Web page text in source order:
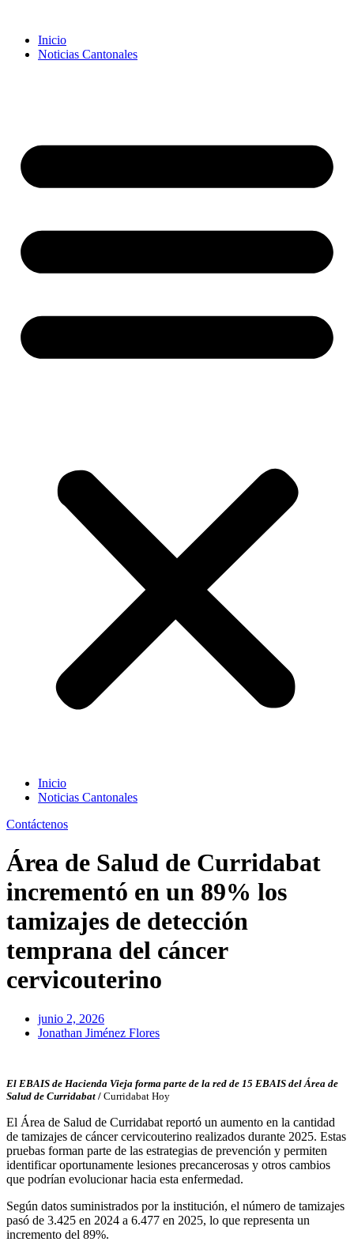
Inicio
Noticias Cantonales
Inicio
Noticias Cantonales
Contáctenos
Área de Salud de Curridabat
incrementó en un 89% los
tamizajes de detección
temprana del cáncer
cervicouterino
junio 2, 2026
Jonathan Jiménez Flores
El EBAIS de Hacienda Vieja forma parte de la red de 15 EBAIS del Área de
Salud de Curridabat / Curridabat Hoy
El Área de Salud de Curridabat reportó un aumento en la cantidad
de tamizajes de cáncer cervicouterino realizados durante 2025. Estas
pruebas forman parte de las estrategias de prevención y permiten
identificar oportunamente lesiones precancerosas y otros cambios
que podrían evolucionar hacia esta enfermedad.
Según datos suministrados por la institución, el número de tamizajes
pasó de 3.425 en 2024 a 6.477 en 2025, lo que representa un
incremento del 89%.